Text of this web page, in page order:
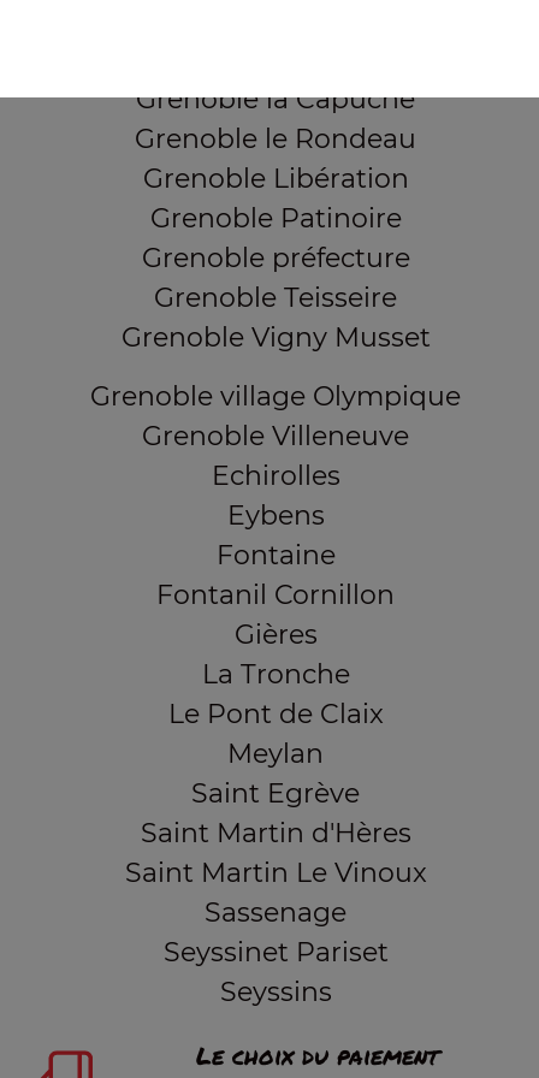
Grenoble la Capuche
Grenoble le Rondeau
Grenoble Libération
Grenoble Patinoire
Grenoble préfecture
Grenoble Teisseire
Grenoble Vigny Musset
Grenoble village Olympique
Grenoble Villeneuve
Echirolles
Eybens
Fontaine
Fontanil Cornillon
Gières
La Tronche
Le Pont de Claix
Meylan
Saint Egrève
Saint Martin d'Hères
Saint Martin Le Vinoux
Sassenage
Seyssinet Pariset
Seyssins
Le choix du paiement